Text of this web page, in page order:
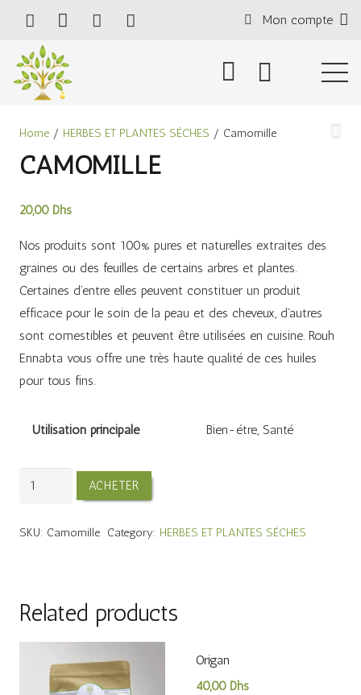
Mon compte
Home / HERBES ET PLANTES SÉCHES / Camomille
CAMOMILLE
20,00 Dhs
Nos produits sont 100% pures et naturelles extraites des
graines ou des feuilles de certains arbres et plantes.
Certaines d’entre elles peuvent constituer un produit
efficace pour le soin de la peau et des cheveux, d’autres
sont comestibles et peuvent être utilisées en cuisine. Rouh
Ennabta vous offre une très haute qualité de ces huiles
pour tous fins.
Utilisation principale Bien-étre, Santé
Camomille
ACHETER
SKU: Camomille Category: HERBES ET PLANTES SÉCHES
Related products
Origan
40,00 Dhs